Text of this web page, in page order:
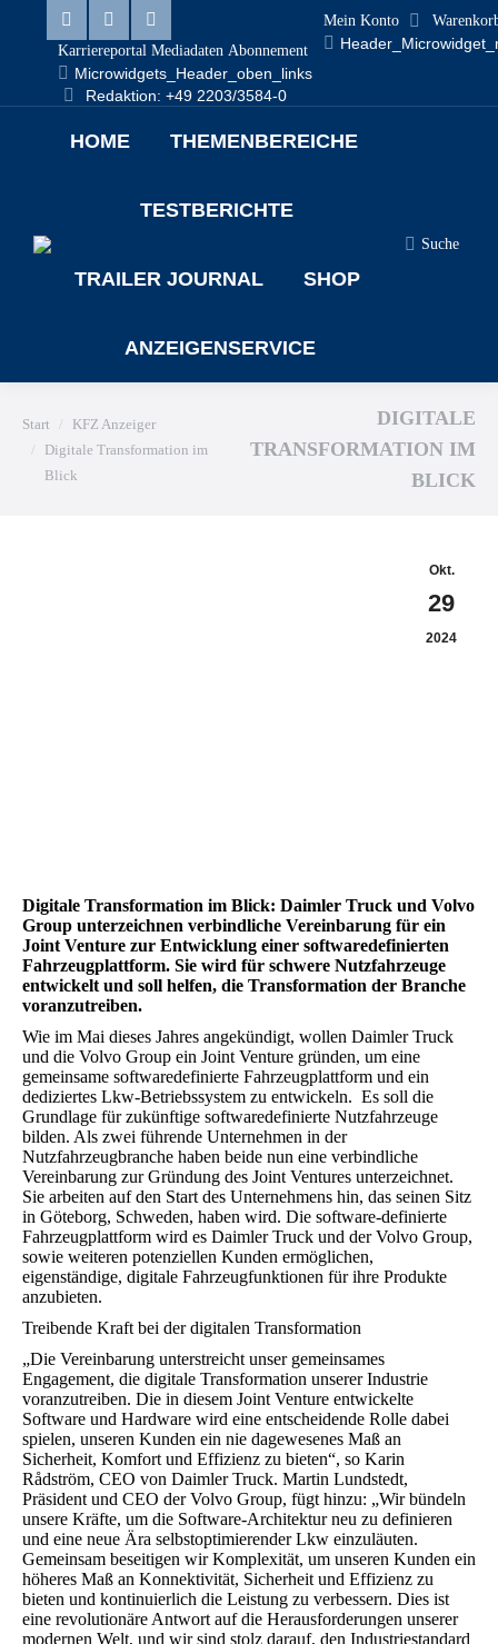
Linkedin
page
Facebook
page
X
page
Karriereportal Mediadaten Abonnement
Microwidgets_Header_oben_links
Redaktion: +49 2203/3584-0
Mein Konto
HOME THEMENBEREICHE
TESTBERICHTE
TRAILER JOURNAL SHOP
ANZEIGENSERVICE
Search:
Suche
Sie befinden sich hier:
Start
KFZ Anzeiger
Digitale Transformation im
Blick
DIGITALE
TRANSFORMATION IM
BLICK
Okt.
29
2024
Digitale Transformation im Blick: Daimler Truck und Volvo
Group unterzeichnen verbindliche Vereinbarung für ein
Joint Venture zur Entwicklung einer softwaredefinierten
Fahrzeugplattform. Sie wird für schwere Nutzfahrzeuge
entwickelt und soll helfen, die Transformation der Branche
voranzutreiben.
Wie im Mai dieses Jahres angekündigt, wollen Daimler Truck
und die Volvo Group ein Joint Venture gründen, um eine
gemeinsame softwaredefinierte Fahrzeugplattform und ein
dediziertes Lkw-Betriebssystem zu entwickeln. Es soll die
Grundlage für zukünftige softwaredefinierte Nutzfahrzeuge
bilden. Als zwei führende Unternehmen in der
Nutzfahrzeugbranche haben beide nun eine verbindliche
Vereinbarung zur Gründung des Joint Ventures unterzeichnet.
Sie arbeiten auf den Start des Unternehmens hin, das seinen Sitz
in Göteborg, Schweden, haben wird. Die software-definierte
Fahrzeugplattform wird es Daimler Truck und der Volvo Group,
sowie weiteren potenziellen Kunden ermöglichen,
eigenständige, digitale Fahrzeugfunktionen für ihre Produkte
anzubieten.
Treibende Kraft bei der digitalen Transformation
„Die Vereinbarung unterstreicht unser gemeinsames
Engagement, die digitale Transformation unserer Industrie
voranzutreiben. Die in diesem Joint Venture entwickelte
Software und Hardware wird eine entscheidende Rolle dabei
spielen, unseren Kunden ein nie dagewesenes Maß an
Sicherheit, Komfort und Effizienz zu bieten“, so Karin
Rådström, CEO von Daimler Truck. Martin Lundstedt,
Präsident und CEO der Volvo Group, fügt hinzu: „Wir bündeln
unsere Kräfte, um die Software-Architektur neu zu definieren
und eine neue Ära selbstoptimierender Lkw einzuläuten.
Gemeinsam beseitigen wir Komplexität, um unseren Kunden ein
höheres Maß an Konnektivität, Sicherheit und Effizienz zu
bieten und kontinuierlich die Leistung zu verbessern. Dies ist
eine revolutionäre Antwort auf die Herausforderungen unserer
modernen Welt, und wir sind stolz darauf, den Industriestandard